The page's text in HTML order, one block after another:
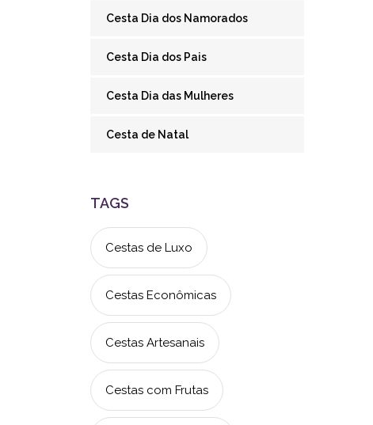
Cesta Dia dos Namorados
Cesta Dia dos Pais
Cesta Dia das Mulheres
Cesta de Natal
TAGS
Cestas de Luxo
Cestas Econômicas
Cestas Artesanais
Cestas com Frutas